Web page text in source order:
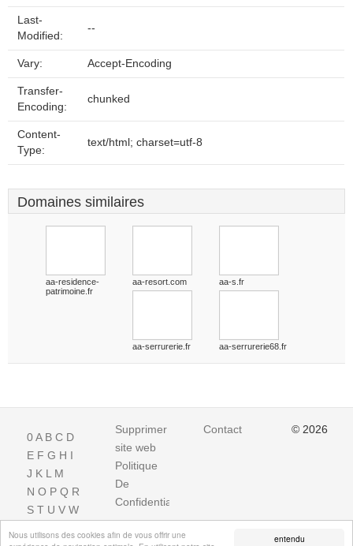
entendu
Nous utilisons des cookies afin de vous offrir une
Last-
Modified:
--
Vary: Accept-Encoding
Transfer-
Encoding:
chunked
Content-
Type:
text/html; charset=utf-8
Domaines similaires
aa-residence-
patrimoine.fr
aa-resort.com aa-s.fr
aa-serrurerie.fr aa-serrurerie68.fr
0A B C D
E F G H I
J K L M
N O P Q R
S T U V W
Supprimer
site web
Politique
De
Confidentialite
Contact © 2026